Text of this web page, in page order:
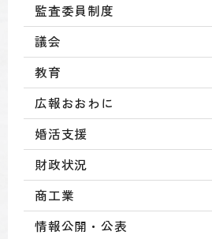
監査委員制度
議会
教育
広報おおわに
婚活支援
財政状況
商工業
情報公開・公表